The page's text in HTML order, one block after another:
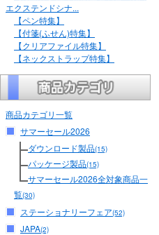
エクステンドシナ...
【ペン特集】
【付箋(ふせん)特集】
【クリアファイル特集】
【ネックストラップ特集】
商品カテゴリ一覧
サマーセール2026
ダウンロード製品(15)
パッケージ製品(15)
サマーセール2026全対象商品一
覧(30)
ステーショナリーフェア(52)
JAPA(2)